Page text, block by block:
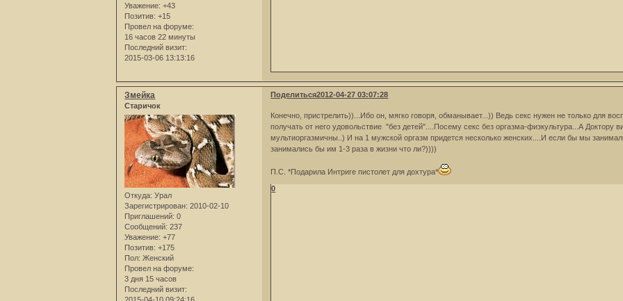
Уважение: +43
Позитив: +15
Провел на форуме:
16 часов 22 минуты
Последний визит:
2015-03-06 13:13:16
Поделиться2012-04-27 03:07:28
Змейка
Старичок
Откуда: Урал
Зарегистрирован: 2010-02-10
Приглашений: 0
Сообщений: 237
Уважение: +77
Позитив: +175
Пол: Женский
Провел на форуме:
3 дня 15 часов
Последний визит:
Конечно, пристрелить))...Ибо он, мягко говоря, обманывает...)) Ведь секс нужен не только для
получать от него удовольствие "без детей"....Посему секс без оргазма-физкультура...А
мультиоргазмичны..) И на 1 мужской оргазм придется несколько женских....И если бы мы
занимались бы им 1-3 раза в жизни что ли?))))
П.С. *Подарила Интриге пистолет для дохтура*
0